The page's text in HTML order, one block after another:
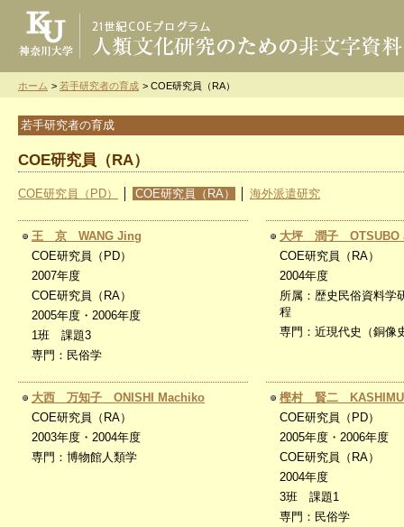
ホーム > 若手研究者の育成 > COE研究員（RA）
若手研究者の育成
COE研究員（RA）
COE研究員（PD） COE研究員（RA） 海外派遣研究
王 京 WANG Jing
COE研究員（PD）
2007年度
COE研究員（RA）
2005年度・2006年度
1班 課題3
専門：民俗学
大坪 潤子 OTSUBO
COE研究員（RA）
2004年度
所属：歴史民俗資料学
程
専門：近現代史（銅像
大西 万知子 ONISHI Machiko
COE研究員（RA）
2003年度・2004年度
専門：博物館人類学
樫村 賢二
COE研究員（PD）
2005年度・2006年度
COE研究員（RA）
2004年度
3班 課題1
専門：民俗学